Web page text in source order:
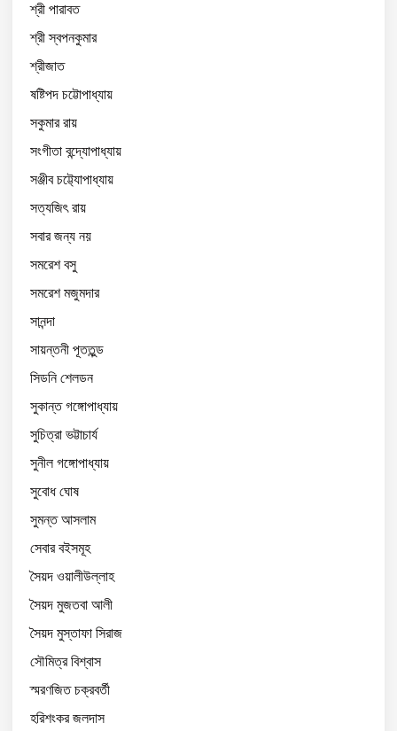
শ্রী পারাবত
শ্রী স্বপনকুমার
শ্রীজাত
ষষ্টিপদ চট্টোপাধ্যায়
সকুমার রায়
সংগীতা বন্দ্যোপাধ্যায়
সঞ্জীব চট্ট্যোপাধ্যায়
সত্যজিৎ রায়
সবার জন্য নয়
সমরেশ বসু
সমরেশ মজুমদার
সানন্দা
সায়ন্তনী পূততুন্ড
সিডনি শেলডন
সুকান্ত গঙ্গোপাধ্যায়
সুচিত্রা ভট্টাচার্য
সুনীল গঙ্গোপাধ্যায়
সুবোধ ঘোষ
সুমন্ত আসলাম
সেবার বইসমূহ
সৈয়দ ওয়ালীউল্লাহ
সৈয়দ মুজতবা আলী
সৈয়দ মুস্তাফা সিরাজ
সৌমিত্র বিশ্বাস
স্মরণজিত চক্রবর্তী
হরিশংকর জলদাস